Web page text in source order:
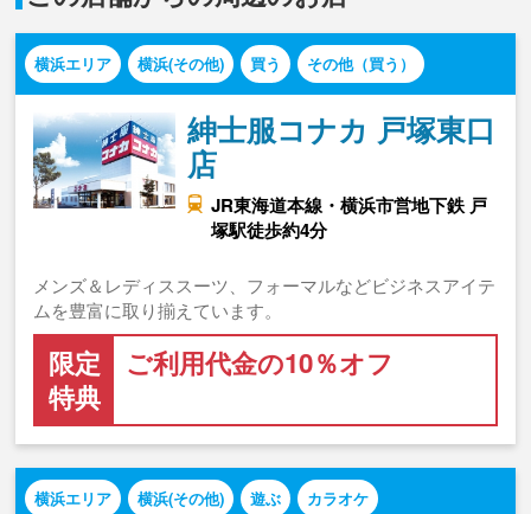
横浜エリア 横浜(その他) 買う その他（買う）
紳士服コナカ 戸塚東口
店
JR東海道本線・横浜市営地下鉄 戸
塚駅徒歩約4分
メンズ＆レディススーツ、フォーマルなどビジネスアイテ
ムを豊富に取り揃えています。
限定
特典
ご利用代金の10％オフ
横浜エリア 横浜(その他) 遊ぶ カラオケ